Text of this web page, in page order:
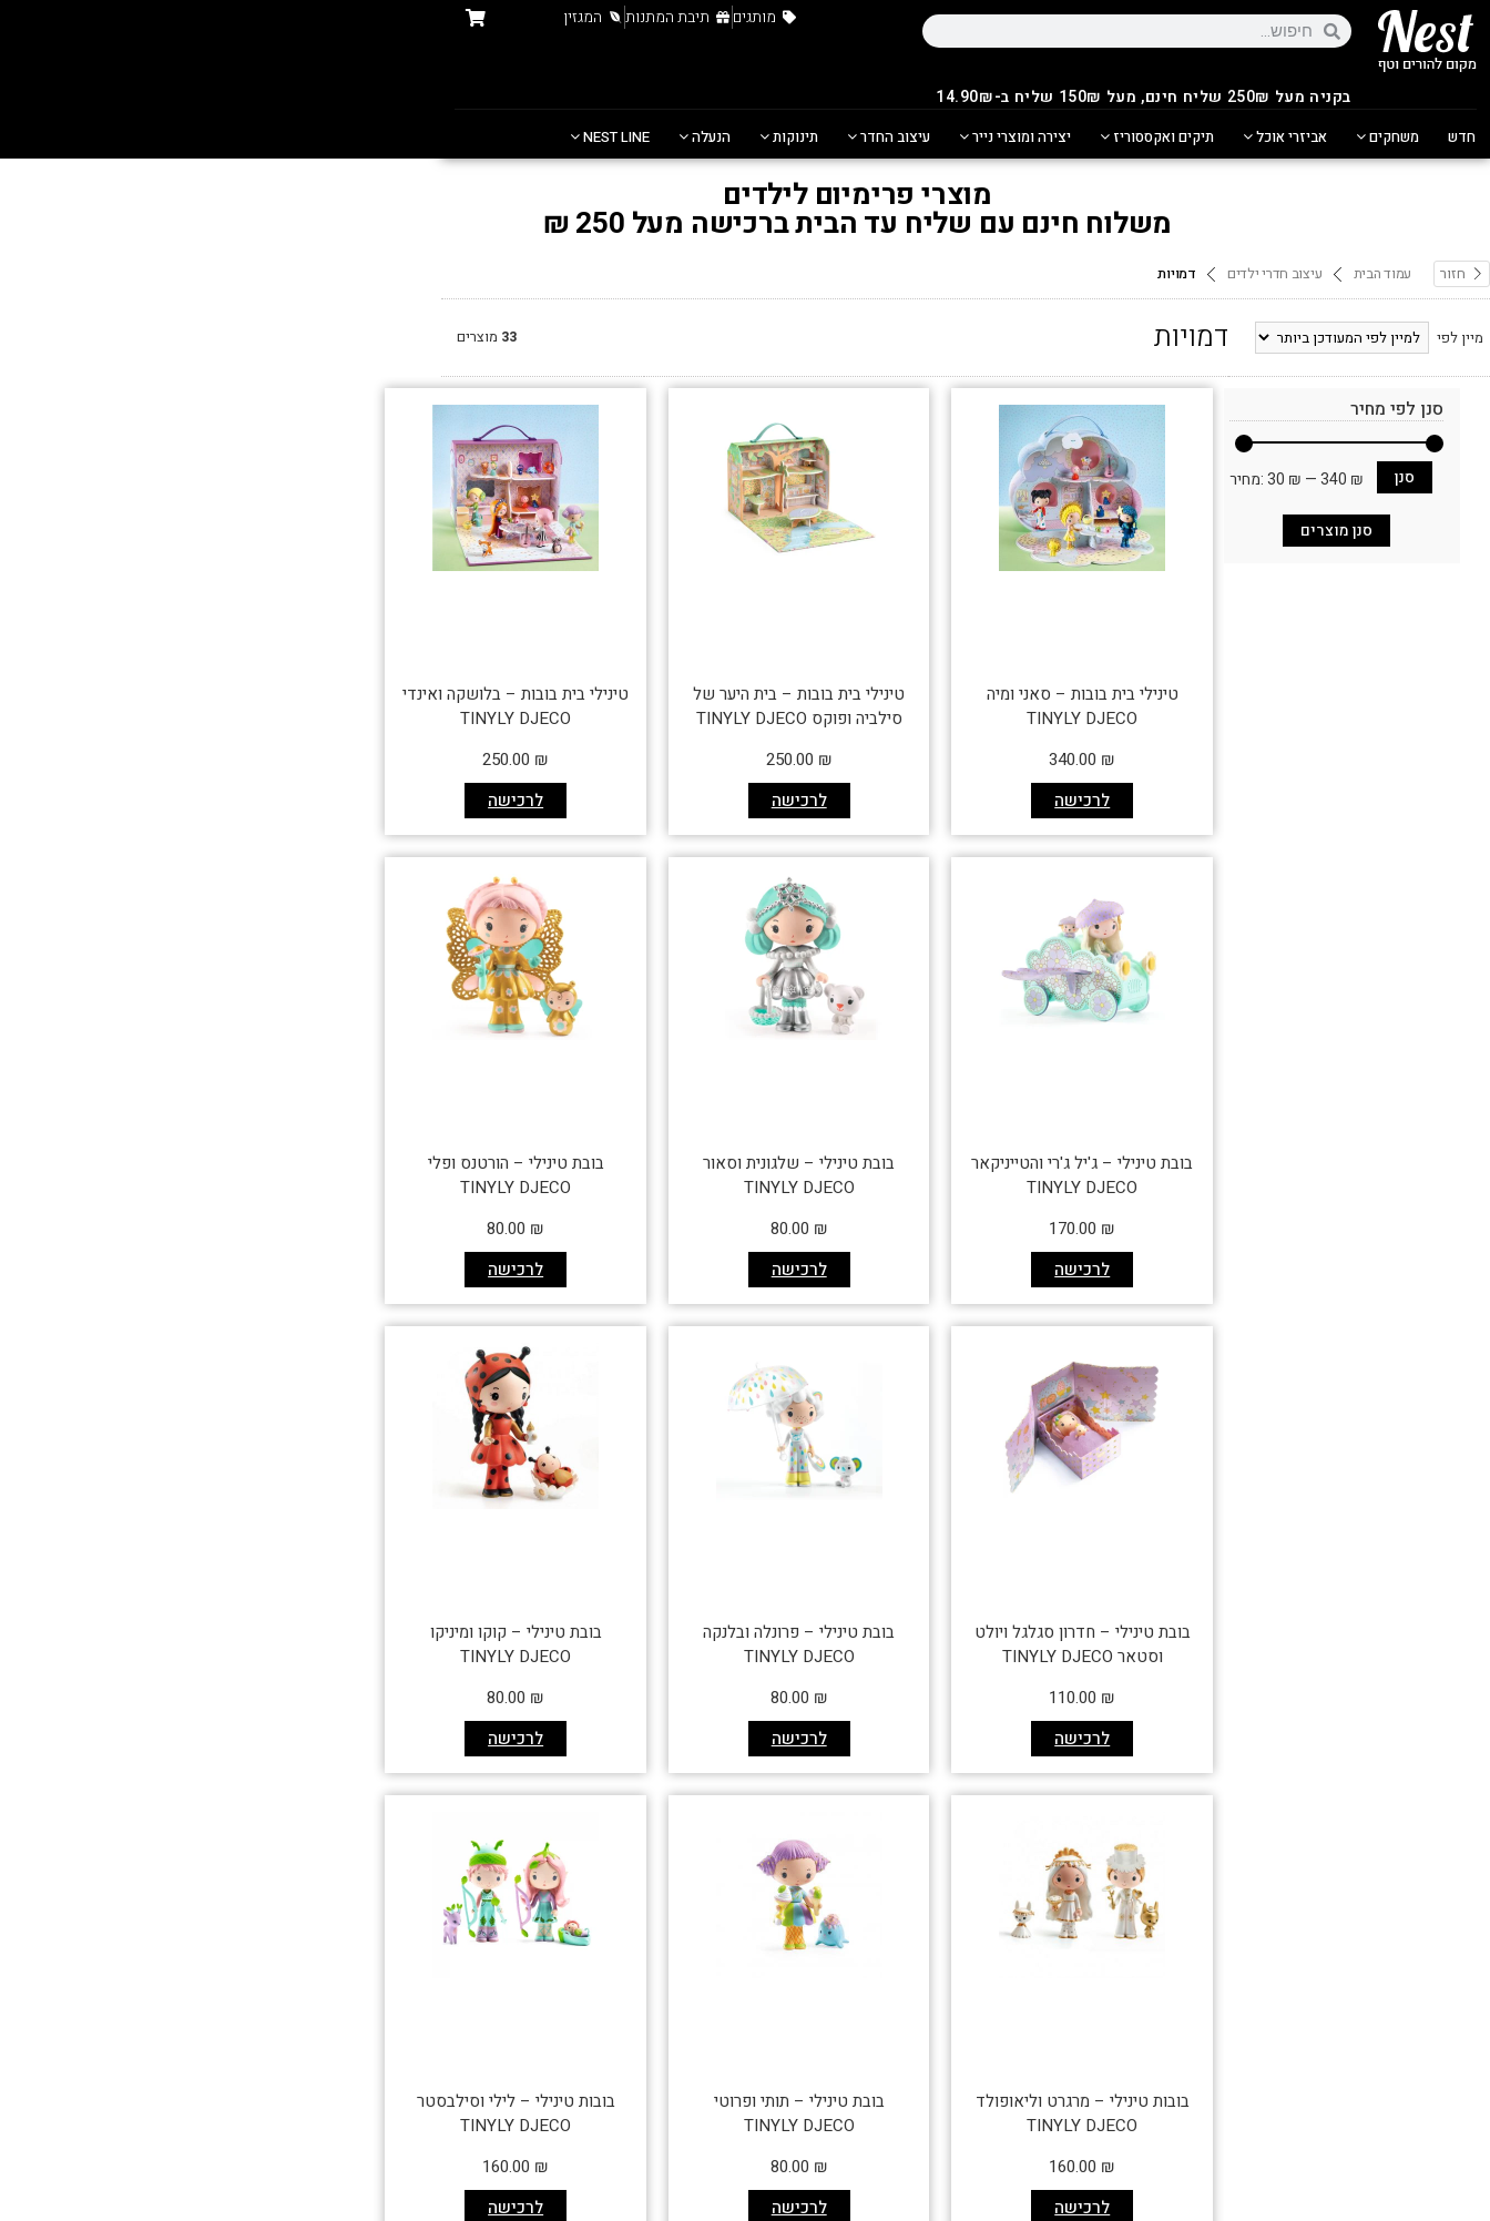
בקניה מעל 250 ₪ שליח חינם, מעל 150₪ שליח ב-14.90₪
מותגים תיבת המתנות המגזין
חדש משחקים אביזרי אוכל תיקים ואקססוריז יצירה ומוצרי נייר עיצוב החדר תינוקות הנעלה NEST LINE
מוצרי פרימיום לילדים
משלוח חינם עם שליח עד הבית ברכישה מעל 250 ₪
חזור עמוד הבית עיצוב חדרי ילדים דמויות
מיין לפי דמויות 33 מוצרים
סנן לפי מחיר
סנן מחיר:30 ₪ —340 ₪
סנן מוצרים
טינילי בית בובות – סאני ומיה
TINYLY DJECO
לרכישה
340.00 ₪
טינילי בית בובות – בית היער של
סילביה ופוקס TINYLY DJECO
לרכישה
250.00 ₪
טינילי בית בובות – בלושקה ואינדי
TINYLY DJECO
לרכישה
250.00 ₪
בובת טינילי – ג'יל ג'רי והטייניקאר
TINYLY DJECO
לרכישה
170.00 ₪
בובת טינילי – שלגונית וסאור
TINYLY DJECO
לרכישה
80.00 ₪
בובת טינילי – הורטנס ופלי
TINYLY DJECO
לרכישה
80.00 ₪
בובת טינילי – חדרון סגלגל ויולט
וסטאר TINYLY DJECO
לרכישה
110.00 ₪
בובת טינילי – פרונלה ובלנקה
TINYLY DJECO
לרכישה
80.00 ₪
בובת טינילי – קוקו ומיניקו
TINYLY DJECO
לרכישה
80.00 ₪
בובות טינילי – מרגרט וליאופולד
TINYLY DJECO
לרכישה
160.00 ₪
בובת טינילי – תותי ופרוטי
TINYLY DJECO
לרכישה
80.00 ₪
בובות טינילי – לילי וסילבסטר
TINYLY DJECO
לרכישה
160.00 ₪